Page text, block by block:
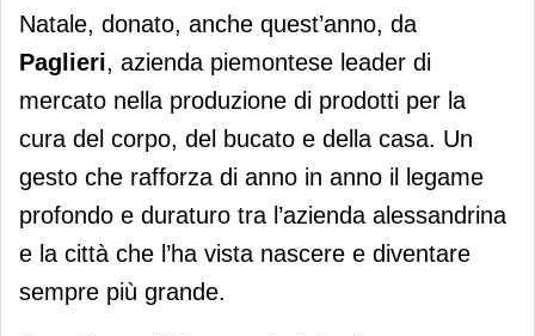
Natale, donato, anche quest’anno, da
Paglieri, azienda piemontese leader di
mercato nella produzione di prodotti per la
cura del corpo, del bucato e della casa. Un
gesto che rafforza di anno in anno il legame
profondo e duraturo tra l’azienda alessandrina
e la città che l’ha vista nascere e diventare
sempre più grande.